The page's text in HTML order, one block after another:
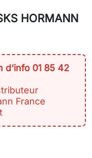
HORMANN
d‘info 01 85 42
France